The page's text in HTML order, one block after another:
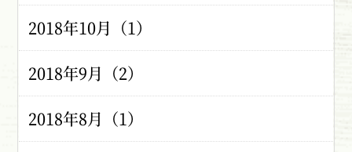
2018年10月（1）
2018年9月（2）
2018年8月（1）